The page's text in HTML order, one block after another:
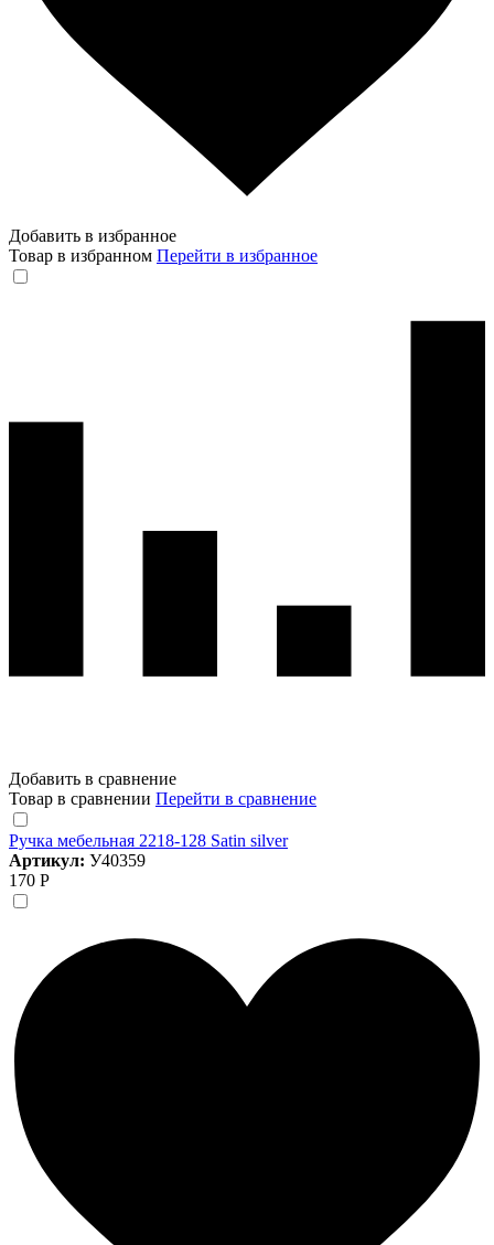
Добавить в избранное
Товар в избранном Перейти в избранное
Добавить в сравнение
Товар в сравнении Перейти в сравнение
Ручка мебельная 2218-128 Satin silver
Артикул: У40359
170 Р